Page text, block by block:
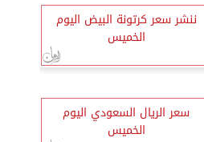
ننشر سعر كرتونة البيض اليوم
الخميس
سعر الريال السعودي اليوم
الخميس